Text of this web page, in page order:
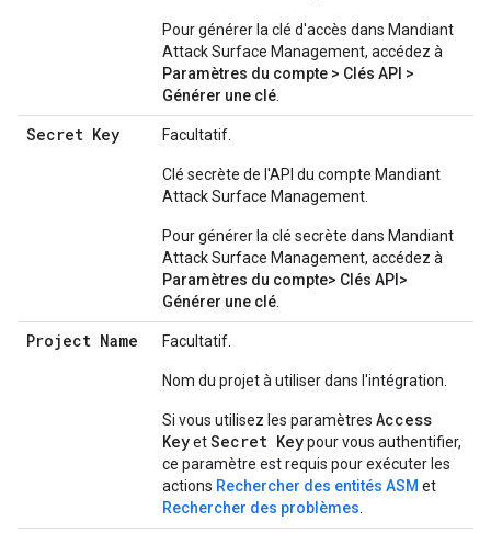
Pour générer la clé d'accès dans Mandiant
Attack Surface Management, accédez à
Paramètres du compte > Clés API >
Générer une clé
Secret Key Facultatif.
Clé secrète de l'API du compte Mandiant
Attack Surface Management.
Pour générer la clé secrète dans Mandiant
Attack Surface Management, accédez à
Paramètres du compte> Clés API >
Générer une clé
Project Name Facultatif.
Nom du projet à utiliser dans l'intégration.
Si vous utilisez les paramètres Access
KeyetSecret Keypour vous authentifier,
ce paramètre est requis pour exécuter les
actions Rechercher des entités ASM et
Rechercher des problèmes